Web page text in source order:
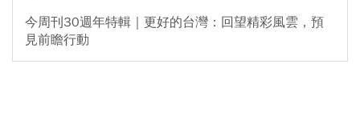
今周刊30週年特輯｜更好的台灣：回望精彩風雲，預
見前瞻行動